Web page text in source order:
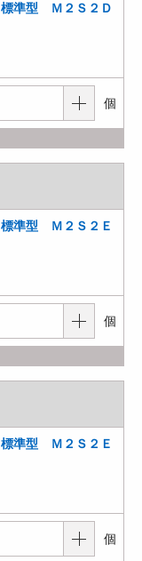
標準型 Ｍ２Ｓ２Ｄ
個
標準型 Ｍ２Ｓ２Ｅ
個
標準型 Ｍ２Ｓ２Ｅ
個